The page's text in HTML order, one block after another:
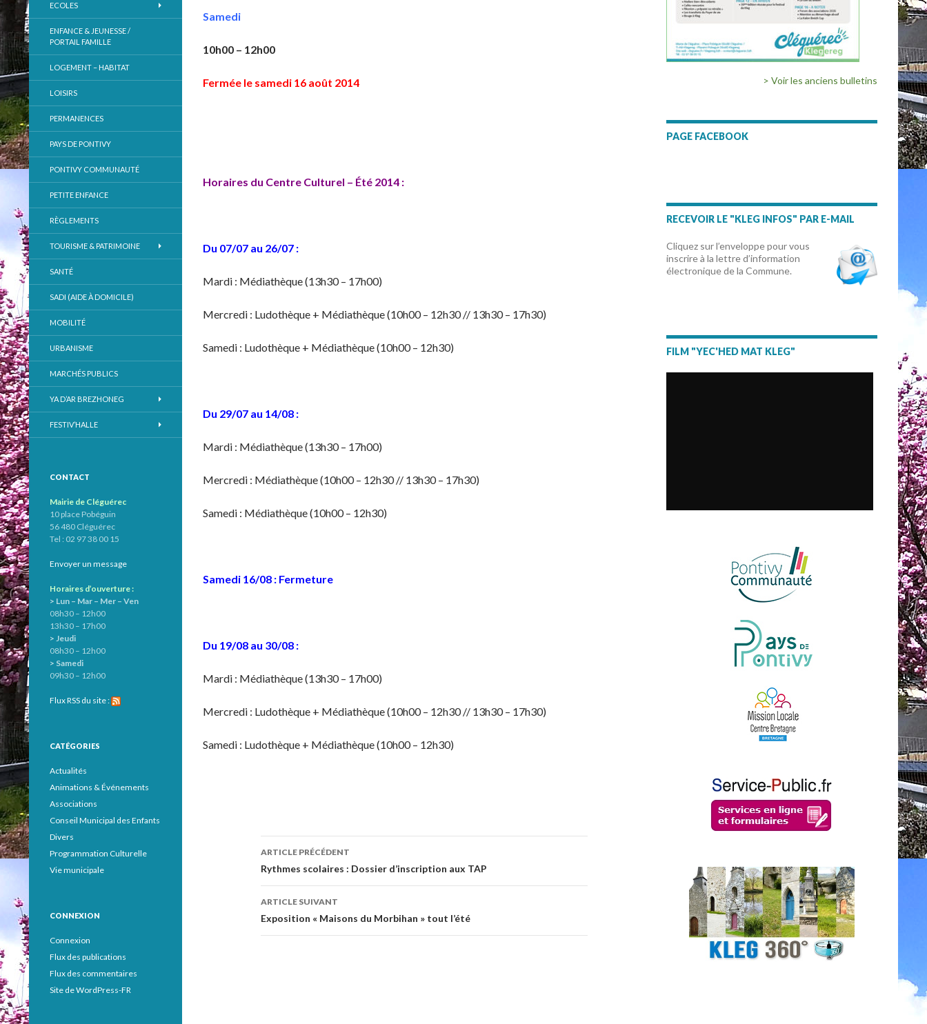
Samedi
10h00 – 12h00
Fermée le samedi 16 août 2014
Horaires du Centre Culturel – Été 2014 :
Du 07/07 au 26/07 :
Mardi : Médiathèque (13h30 – 17h00)
Mercredi : Ludothèque + Médiathèque (10h00 – 12h30 // 13h30 – 17h30)
Samedi : Ludothèque + Médiathèque (10h00 – 12h30)
Du 29/07 au 14/08 :
Mardi : Médiathèque (13h30 – 17h00)
Mercredi : Médiathèque (10h00 – 12h30 // 13h30 – 17h30)
Samedi : Médiathèque (10h00 – 12h30)
Samedi 16/08 : Fermeture
Du 19/08 au 30/08 :
Mardi : Médiathèque (13h30 – 17h00)
Mercredi : Ludothèque + Médiathèque (10h00 – 12h30 // 13h30 – 17h30)
Samedi : Ludothèque + Médiathèque (10h00 – 12h30)
Navigation
des
articles
ARTICLE PRÉCÉDENT
Rythmes scolaires : Dossier d’inscription aux TAP
ARTICLE SUIVANT
Exposition « Maisons du Morbihan » tout l’été
> Voir les anciens bulletins
PAGE FACEBOOK
RECEVOIR LE "KLEG INFOS" PAR E-MAIL
Cliquez sur l’enveloppe pour vous
inscrire à la lettre d’information
électronique de la Commune.
FILM "YEC'HED MAT KLEG"
ECOLES
ENFANCE & JEUNESSE /
PORTAIL FAMILLE
LOGEMENT – HABITAT
LOISIRS
PERMANENCES
PAYS DE PONTIVY
PONTIVY COMMUNAUTÉ
PETITE ENFANCE
RÈGLEMENTS
TOURISME & PATRIMOINE
SANTÉ
SADI (AIDE À DOMICILE)
MOBILITÉ
URBANISME
MARCHÉS PUBLICS
YA D’AR BREZHONEG
FESTIV’HALLE
CONTACT
Mairie de Cléguérec
10 place Pobéguin
56 480 Cléguérec
Tel : 02 97 38 00 15
Envoyer un message
Horaires d’ouverture :
> Lun – Mar – Mer – Ven
08h30 – 12h00
13h30 – 17h00
> Jeudi
08h30 – 12h00
> Samedi
09h30 – 12h00
Flux RSS du site :
CATÉGORIES
Actualités
Animations & Événements
Associations
Conseil Municipal des Enfants
Divers
Programmation Culturelle
Vie municipale
CONNEXION
Connexion
Flux des publications
Flux des commentaires
Site de WordPress-FR